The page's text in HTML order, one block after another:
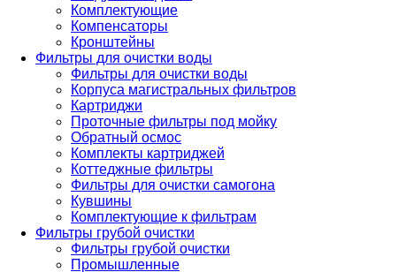
Комплектующие
Компенсаторы
Кронштейны
Фильтры для очистки воды
Фильтры для очистки воды
Корпуса магистральных фильтров
Картриджи
Проточные фильтры под мойку
Обратный осмос
Комплекты картриджей
Коттеджные фильтры
Фильтры для очистки самогона
Кувшины
Комплектующие к фильтрам
Фильтры грубой очистки
Фильтры грубой очистки
Промышленные